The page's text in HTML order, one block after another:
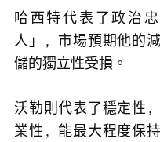
哈西特代表了政治
人」，市場預期他的
儲的獨立性受損。
沃勒則代表了穩定性
業性，能最大程度保